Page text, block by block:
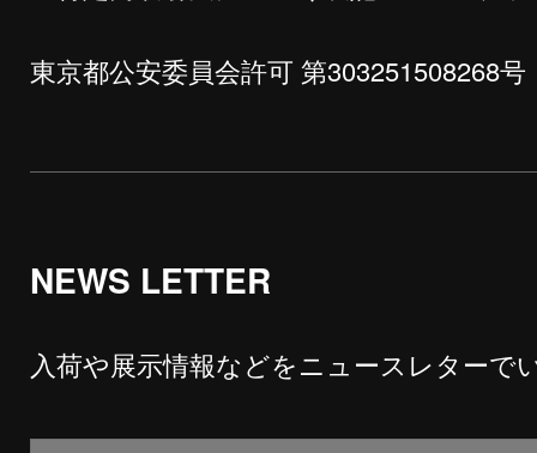
東京都公安委員会許可 第303251508268号
NEWS LETTER
入荷や展示情報などをニュースレターで